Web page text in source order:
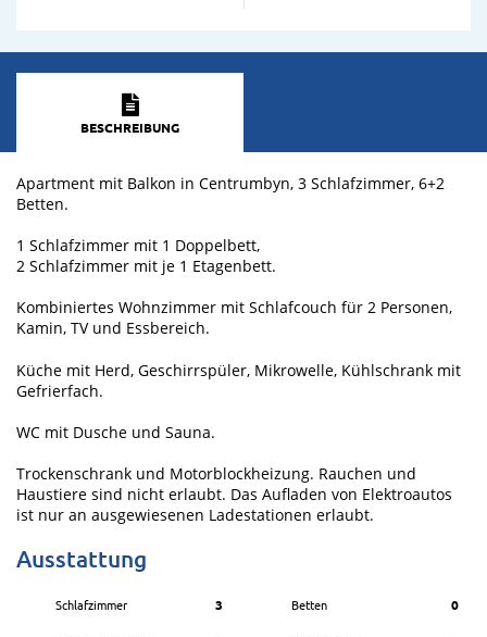
BESCHREIBUNG
Apartment mit Balkon in Centrumbyn, 3 Schlafzimmer, 6+2
Betten.
1 Schlafzimmer mit 1 Doppelbett,
2 Schlafzimmer mit je 1 Etagenbett.
Kombiniertes Wohnzimmer mit Schlafcouch für 2 Personen,
Kamin, TV und Essbereich.
Küche mit Herd, Geschirrspüler, Mikrowelle, Kühlschrank mit
Gefrierfach.
WC mit Dusche und Sauna.
Trockenschrank und Motorblockheizung. Rauchen und
Haustiere sind nicht erlaubt. Das Aufladen von Elektroautos
ist nur an ausgewiesenen Ladestationen erlaubt.
Ausstattung
Schlafzimmer 3 Betten 0